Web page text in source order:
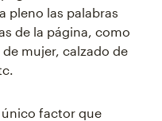
pleno las palabras
de la página, como
mujer, calzado de
único factor que